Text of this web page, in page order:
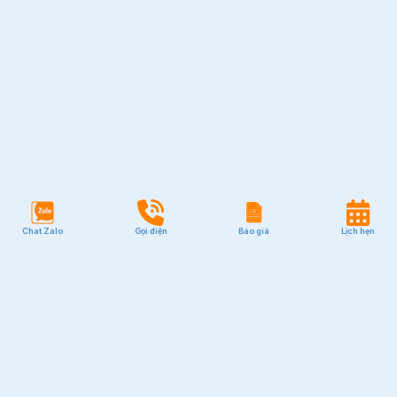
Chat Zalo Gọi điện Báo giá Lịch hẹn